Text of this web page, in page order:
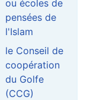
ou écoles de
pensées de
l'Islam
le Conseil de
coopération
du Golfe
(CCG)